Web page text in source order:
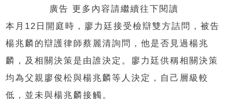
廣告 更多內容請繼續往下閱讀
本月12日開庭時，廖力廷接受檢辯雙方詰問，被告
楊兆麟的辯護律師蔡麗清詢問，他是否見過楊兆
麟，及相關決策是由誰決定。廖力廷供稱相關決策
均為父親廖俊松與楊兆麟等人決定，自己層級較
低，並未與楊兆麟接觸。